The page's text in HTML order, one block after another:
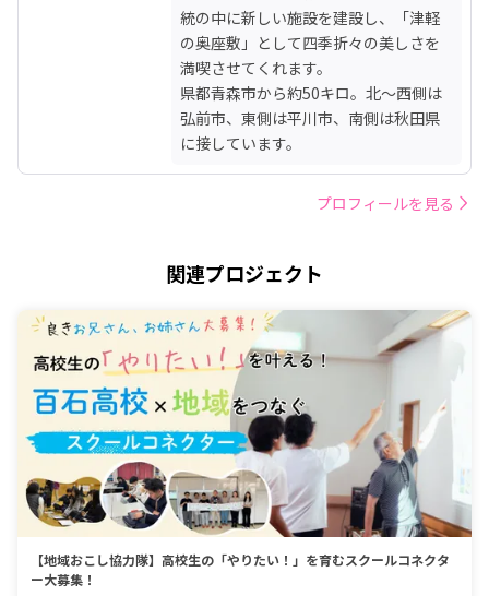
統の中に新しい施設を建設し、「津軽
の奥座敷」として四季折々の美しさを
満喫させてくれます。
県都青森市から約50キロ。北～西側は
弘前市、東側は平川市、南側は秋田県
に接しています。
プロフィールを見る
関連プロジェクト
【地域おこし協力隊】高校生の「やりたい！」を育むスクールコネクタ
ー大募集！